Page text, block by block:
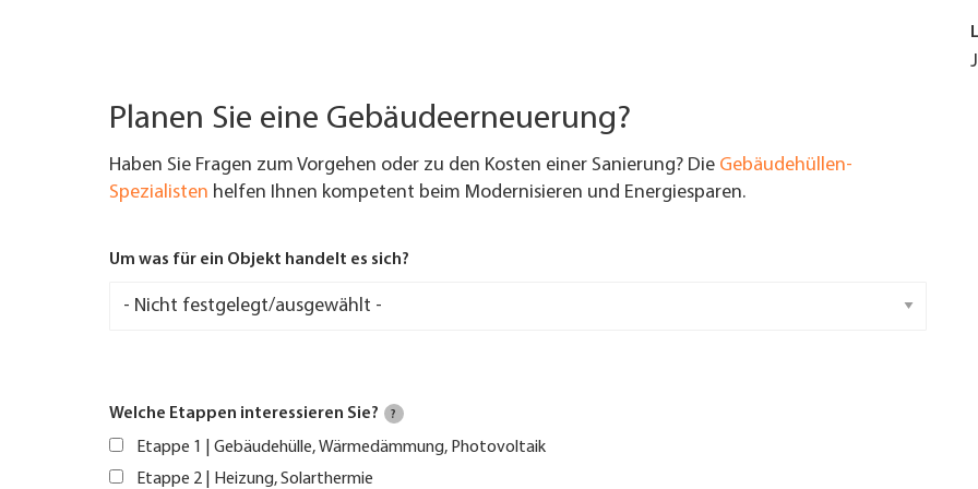
Planen Sie eine Gebäudeerneuerung?
Haben Sie Fragen zum Vorgehen oder zu den Kosten einer Sanierung? Die Gebäudehüllen-
Spezialisten helfen Ihnen kompetent beim Modernisieren und Energiesparen.
Um was für ein Objekt handelt es sich?
Welche Etappen interessieren Sie? ?
Etappe 1 | Gebäudehülle, Wärmedämmung, Photovoltaik
Etappe 2 | Heizung, Solarthermie